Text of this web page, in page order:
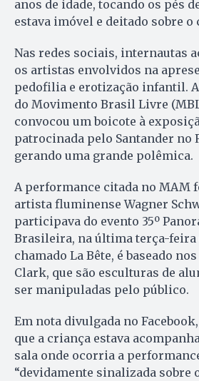
anos de idade, tocando os pés
estava imóvel e deitado sobre o
Nas redes sociais, internautas
os artistas envolvidos na
pedofilia e erotização infantil.
do Movimento Brasil Livre
convocou um boicote à
patrocinada pelo Santander no
gerando uma grande polêmica.
A performance citada no MAM
artista fluminense Wagner
participava do evento 35º
Brasileira, na última terça-feira
chamado La Bête, é baseado
Clark, que são esculturas de
ser manipuladas pelo público.
Em nota divulgada no
que a criança estava
sala onde ocorria a
“devidamente sinalizada sobre